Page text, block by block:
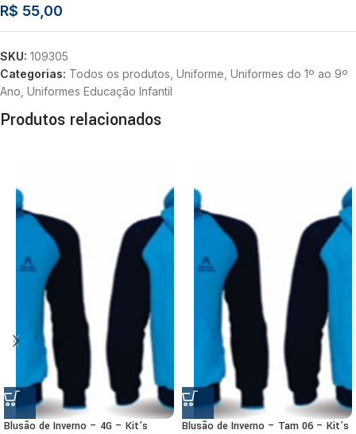
R$ 55,00
SKU: 109305
Categorias: Todos os produtos Uniforme Uniformes do 1º ao 9º
Ano Uniformes Educação Infantil
Produtos relacionados
Blusão de Inverno – 4G – Kit’s Blusão de Inverno – Tam 06 – Kit’s